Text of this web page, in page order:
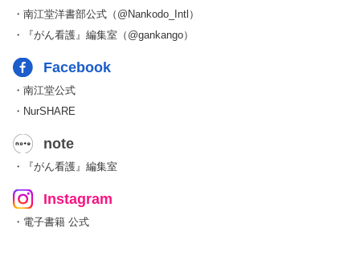
・南江堂洋書部公式（@Nankodo_Intl）
・『がん看護』編集室（@gankango）
Facebook
・南江堂公式
・NurSHARE
note
・『がん看護』編集室
Instagram
・電子書籍 公式